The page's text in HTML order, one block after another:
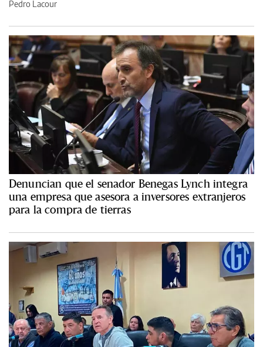
Pedro Lacour
Denuncian que el senador Benegas Lynch integra
una empresa que asesora a inversores extranjeros
para la compra de tierras